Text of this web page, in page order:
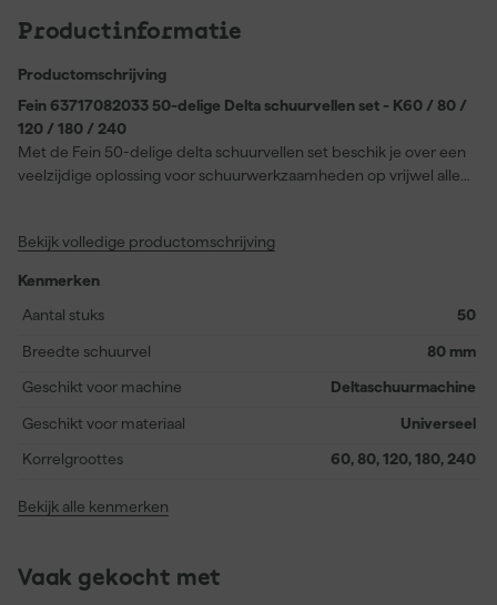
Productinformatie
Productomschrijving
Fein 63717082033 50-delige Delta schuurvellen set - K60 / 80 /
120 / 180 / 240
Met de Fein 50-delige delta schuurvellen set beschik je over een
veelzijdige oplossing voor schuurwerkzaamheden op vrijwel alle
hebt. Dankzij de korund-schuurkorrels en volledige
lange levensduur. Dankzij de klittenbandbevestiging verwissel je
het schuurpapier snel en eenvoudig. De schuurvellen zijn
Deze set is onmisbaar voor wie wil schuren met precisie en een
gelijkmatig resultaat verwacht, ongeacht het materiaal waarop
Bekijk volledige productomschrijving
Kenmerken
Aantal stuks
50
Breedte schuurvel 80 mm
Geschikt voor machine Deltaschuurmachine
Geschikt voor materiaal Universeel
Korrelgroottes 60, 80, 120, 180, 240
Bekijk alle kenmerken
Vaak gekocht met